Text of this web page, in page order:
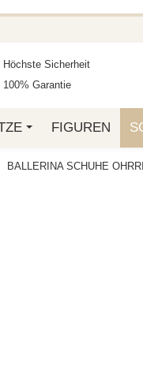
Höchste Sicherheit
100% Garantie
FIGUREN
BALLERINA SCHUHE